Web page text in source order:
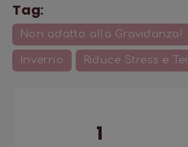
Tag:
Non adatto alla Gravidanza!
Inverno Riduce Stress e
1